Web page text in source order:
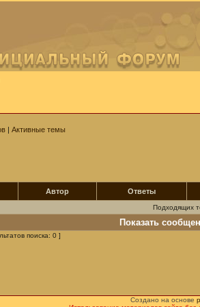
| Активные темы
Автор Ответы
Подходящих
Показать
поиска: 0 ]
Создано на основе